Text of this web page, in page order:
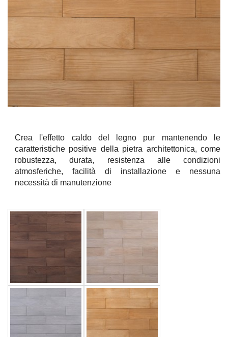
Crea l'effetto caldo del legno pur mantenendo le
caratteristiche positive della pietra architettonica, come
robustezza, durata, resistenza alle condizioni
atmosferiche, facilità di installazione e nessuna
necessità di manutenzione